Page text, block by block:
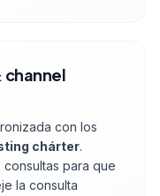
channel
con los
chárter.
para que
la consulta